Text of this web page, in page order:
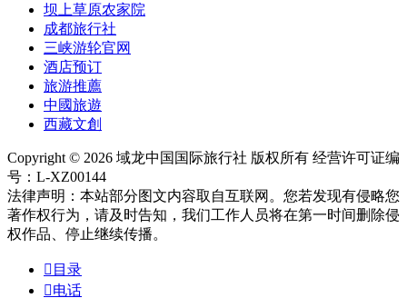
坝上草原农家院
成都旅行社
三峡游轮官网
酒店预订
旅游推薦
中國旅遊
西藏文創
Copyright © 2026 域龙中国国际旅行社 版权所有 经营许可证编
号：L-XZ00144
法律声明：本站部分图文内容取自互联网。您若发现有侵略您
著作权行为，请及时告知，我们工作人员将在第一时间删除侵
权作品、停止继续传播。
 目录
电话